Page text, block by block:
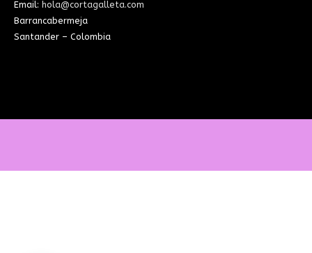
Email: hola@cortagalleta.com
Barrancabermeja
Santander – Colombia